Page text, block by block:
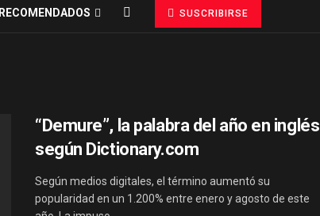
RECOMENDADOS SUSCRIBIRSE
“Demure”, la palabra del año en inglés
según Dictionary.com
Según medios digitales, el término aumentó su
popularidad en un 1.200% entre enero y agosto de este